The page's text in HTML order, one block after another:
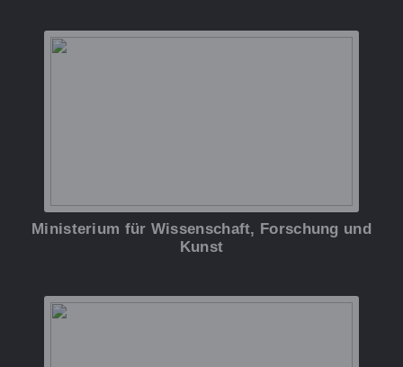
Ministerium für Wissenschaft, Forschung und
Kunst